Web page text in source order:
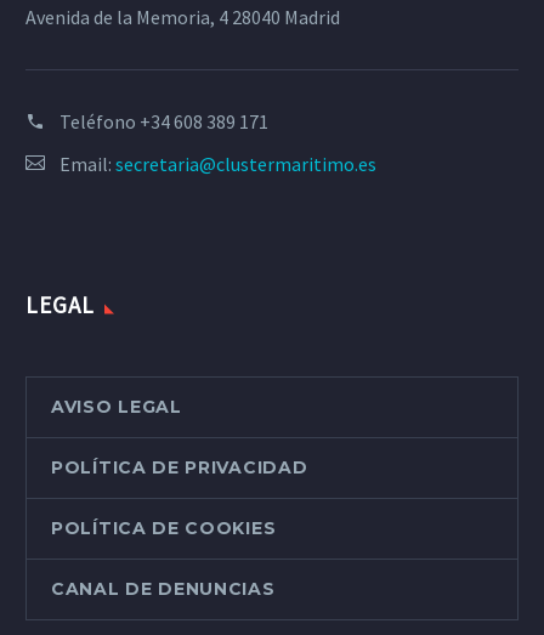
Avenida de la Memoria, 4 28040 Madrid
Teléfono +34 608 389 171
Email: secretaria@clustermaritimo.es
LEGAL
AVISO LEGAL
POLÍTICA DE PRIVACIDAD
POLÍTICA DE COOKIES
CANAL DE DENUNCIAS